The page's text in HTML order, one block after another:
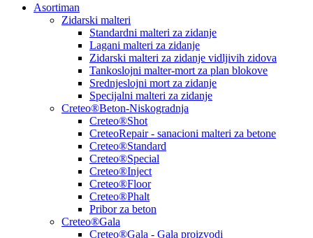
Asortiman
Zidarski malteri
Standardni malteri za zidanje
Lagani malteri za zidanje
Zidarski malteri za zidanje vidljivih zidova
Tankoslojni malter-mort za plan blokove
Srednjeslojni mort za zidanje
Specijalni malteri za zidanje
Creteo®Beton-Niskogradnja
Creteo®Shot
CreteoRepair - sanacioni malteri za betone
Creteo®Standard
Creteo®Special
Creteo®Inject
Creteo®Floor
Creteo®Phalt
Pribor za beton
Creteo®Gala
Creteo®Gala - Gala proizvodi